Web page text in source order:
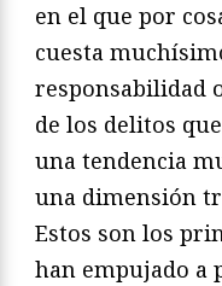
en el que por
cuesta
responsabilidad
de los delitos
una tendencia
una dimensión
Estos son los
han empujado a